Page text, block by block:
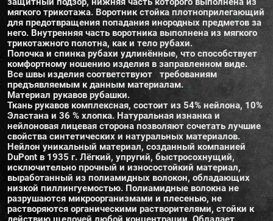
мягкого трикотажа. Воротник стойка плотноприлегающий
для предотвращения попадания инородных предметов за
него. Внутренняя часть воротника выполнена из мягкого
трикотажного полотна, как и тело рубахи.
Полочка и спинка рубахи удлинённые, что способствует
комфортному ношению изделия в заправленном виде.
Все швы изделия соответствуют требованиям
предъявляемым к данным материалам.
Материал рукавов рубашки.
Ткань рукавов комплексная, состоит из 54% нейлона, 10%
Эластана и 36 % хлопка. Натуральная изнанка и
нейлоновая лицевая сторона позволяют сочетать лучшие
свойства синтетических и натуральных материалов.
Нейлон уникальный материал, созданный компанией
DuPont в 1935 г. Лёгкий, упругий, быстросохнущий,
исключительно прочный и износостойкий материал,
выработанный из полиамидных волокон, обладающих
низкой пиллингуемостью. Полиамидные волокна не
разрушаются микроорганизмами и плесенью, не
растворяются органическими растворителями, стойки к